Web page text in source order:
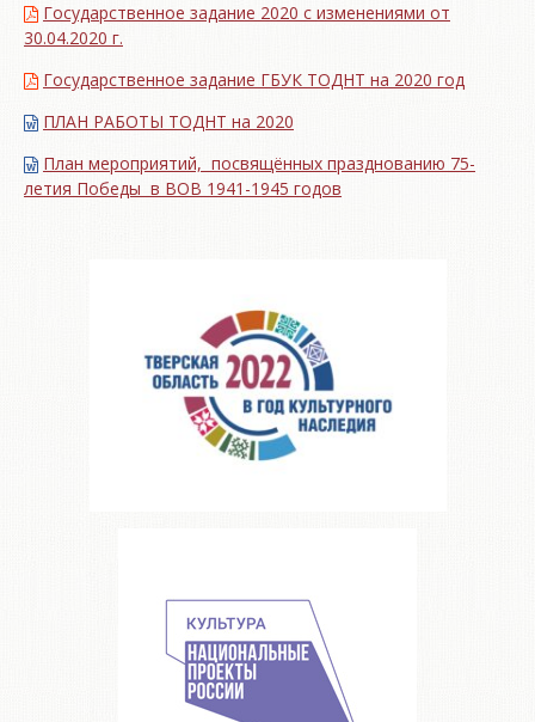
Государственное задание 2020 с изменениями от
30.04.2020 г.
Государственное задание ГБУК ТОДНТ на 2020 год
ПЛАН РАБОТЫ ТОДНТ на 2020
План мероприятий, посвящённых празднованию 75-
летия Победы в ВОВ 1941-1945 годов